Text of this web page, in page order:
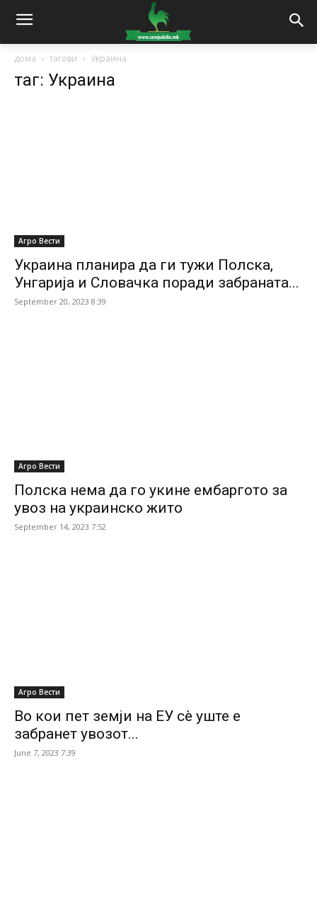
дома тагови Украина
таг: Украина
Агро Вести
Украина планира да ги тужи Полска,
Унгарија и Словачка поради забраната...
September 20, 2023 8:39
Агро Вести
Полска нема да го укине ембаргото за
увоз на украинско жито
September 14, 2023 7:52
Агро Вести
Во кои пет земји на ЕУ сè уште е
забранет увозот...
June 7, 2023 7:39